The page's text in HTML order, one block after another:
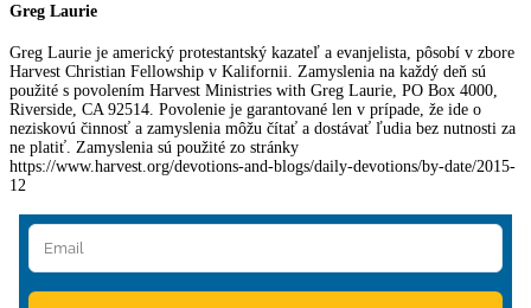
Greg Laurie
Greg Laurie je americký protestantský kazateľ a evanjelista, pôsobí v zbore
Harvest Christian Fellowship v Kalifornii. Zamyslenia na každý deň sú
použité s povolením Harvest Ministries with Greg Laurie, PO Box 4000,
Riverside, CA 92514. Povolenie je garantované len v prípade, že ide o
neziskovú činnosť a zamyslenia môžu čítať a dostávať ľudia bez nutnosti za
ne platiť. Zamyslenia sú použité zo stránky
https://www.harvest.org/devotions-and-blogs/daily-devotions/by-date/2015-
12